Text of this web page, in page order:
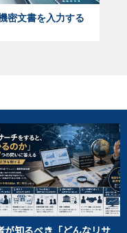
密文書を入力する